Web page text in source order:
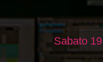
Sabato